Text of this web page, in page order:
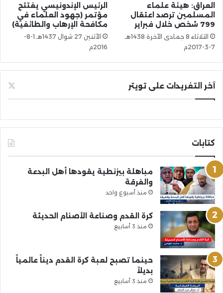
العراق: هيئة علماء
المسلمين ترصد اعتقال
799 شخص خلال فبراير
الثلاثاء 8 جمادى الآخرة 1438هـ
7-3-2017م
الرئيس الإندونيسي يفتتح
مؤتمر (جهود العلماء في
مكافحة الإرهاب والطائفية)
الأثنين 27 شوال 1437هـ 1-8-
2016م
آخر التغريدات على تويتر
كتابات
مباهلة بيزنطية يقودها أهل البدعة
والفرقة
منذ أسبوع واحد
كرة القدم وصناعة الأصنام الحديثة
منذ 3 أسابيع
حينما تصبح لعبة كرة القدم ديناً عالمياً
بديلاً
منذ 3 أسابيع